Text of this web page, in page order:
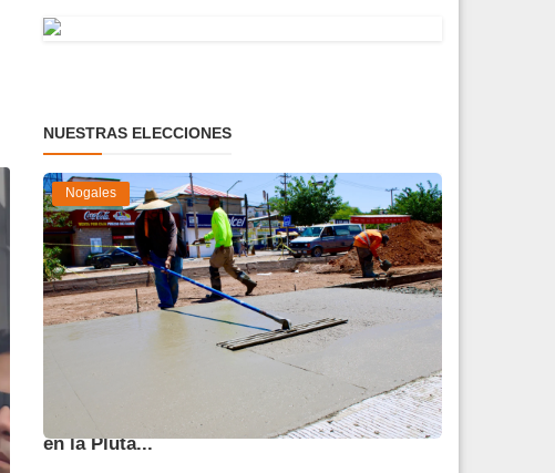
NUESTRAS ELECCIONES
Nogales
Avanza 45 % obra de reparación del socavón
en la Pluta...